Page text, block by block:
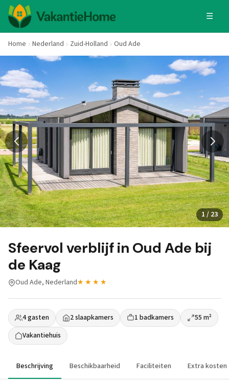
☰
Home Nederland Zuid-Holland Oud Ade
1 / 23
Sfeervol verblijf in Oud Ade bij
de Kaag
Oud Ade, Nederland★★★★
4 gasten 2 slaapkamers 1 badkamers
55 m²
Vakantiehuis
Beschrijving Beschikbaarheid Faciliteiten Extra kosten